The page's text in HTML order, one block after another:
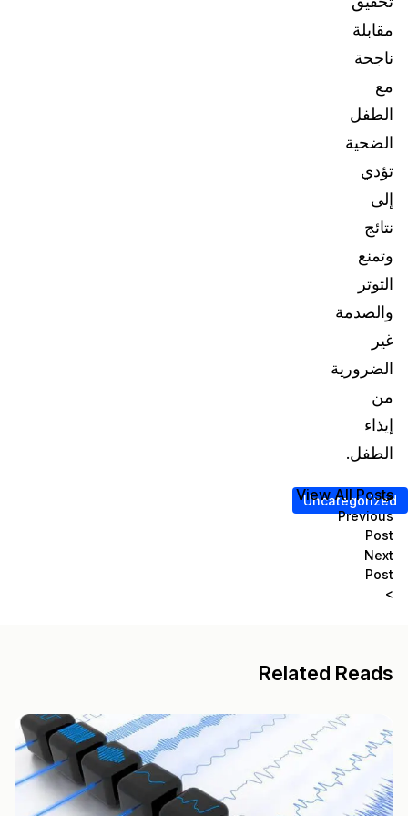
مقابلة
ناجحة
مع
الطفل
الضحية
تؤدي
إلى
نتائج
وتمنع
التوتر
والصدمة
غير
الضرورية
من
إيذاء
الطفل.
Uncategorized
<
Previous
Post
Next
Post
>
View All Posts
Related Reads